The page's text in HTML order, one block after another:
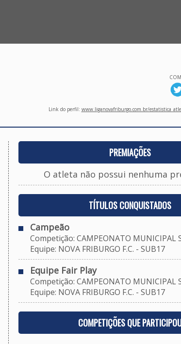
Link do perfil: www.liganovafriburgo.com.br/
PREMIAÇÕES
O atleta não possui nenhuma
TÍTULOS CONQUISTADOS
Campeão
Competição: CAMPEONATO MUNICIPAL
Equipe: NOVA FRIBURGO F.C. - SUB17
Equipe Fair Play
Competição: CAMPEONATO MUNICIPAL
Equipe: NOVA FRIBURGO F.C. - SUB17
COMPETIÇÕES QUE